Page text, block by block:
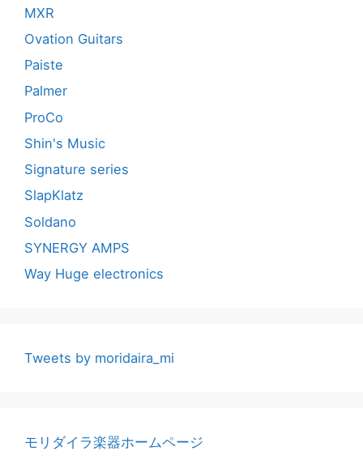
MXR
Ovation Guitars
Paiste
Palmer
ProCo
Shin's Music
Signature series
SlapKlatz
Soldano
SYNERGY AMPS
Way Huge electronics
Tweets by moridaira_mi
モリダイラ楽器ホームページ